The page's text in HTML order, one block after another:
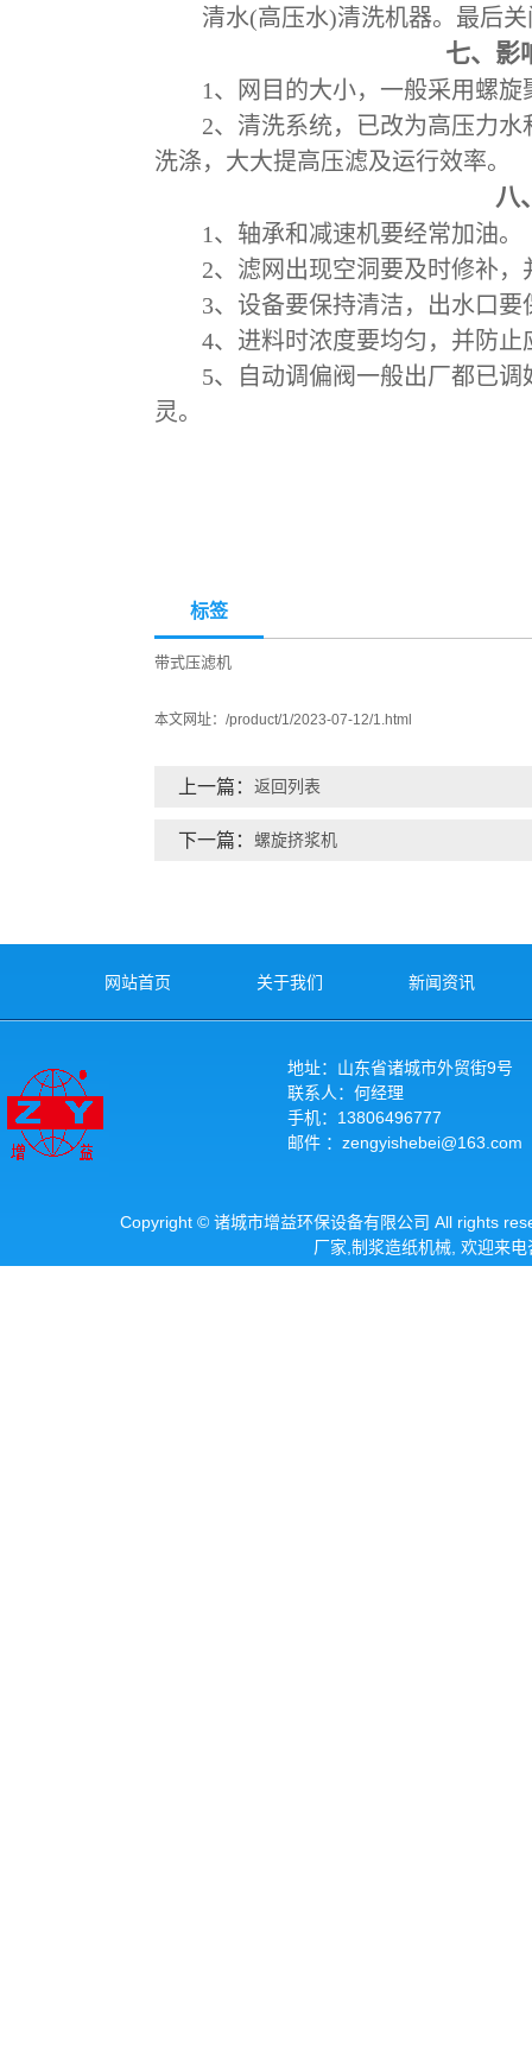
清水(高压水)清洗机器。最后
七、影
1 、网目的大小，一般采用螺
2、清洗系统，已改为高压力
洗涤，大大提高压滤及运行效率。
八
1 、轴承和减速机要经常加油。
2、滤网出现空洞要及时修补
3、设备要保持清洁，出水口要
4、进料时浓度要均匀，并防止
5、自动调偏阀一般出厂都已
灵。
标签
带式压滤机
本文网址： /product/1/2023-07-12/1.html
上一篇： 返回列表
下一篇： 螺旋挤浆机
网站首页 关于我们 新闻资讯
地址：山东省诸城市外贸街9号
联系人：何经理
手机：13806496777
邮件 ：zengyishebei@163.com
Copyright © 诸城市增益环保设备有限公司 All rights
厂家,制浆造纸机械, 欢迎来